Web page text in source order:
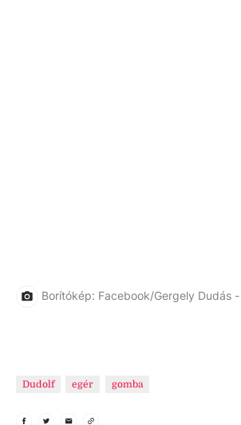
Borítókép: Facebook/Gergely Dudás
Dudolf egér gomba